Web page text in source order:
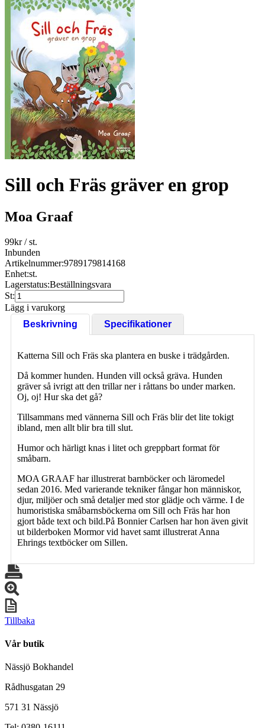
Sill och Fräs gräver en grop
Moa Graaf
99kr/ st.
Inbunden
Artikelnummer:9789179814168
Enhet:st.
Lagerstatus:Beställningsvara
St:
Lägg i varukorg
Beskrivning
Specifikationer
Katterna Sill och Fräs ska plantera en buske i trädgården.
Då kommer hunden. Hunden vill också gräva. Hunden
gräver så ivrigt att den trillar ner i råttans bo under marken.
Oj, oj! Hur ska det gå?
Tillsammans med vännerna Sill och Fräs blir det lite tokigt
ibland, men allt blir bra till slut.
Humor och härligt knas i litet och greppbart format för
småbarn.
MOA GRAAF har illustrerat barnböcker och läromedel
sedan 2016. Med varierande tekniker fångar hon människor,
djur, miljöer och små detaljer med stor glädje och värme. I de
humoristiska småbarnsböckerna om Sill och Fräs har hon
gjort både text och bild.På Bonnier Carlsen har hon även givit
ut bilderboken Mormor vid havet samt illustrerat Anna
Ehrings textböcker om Sillen.
Tillbaka
Vår butik
Nässjö Bokhandel
Rådhusgatan 29
571 31 Nässjö